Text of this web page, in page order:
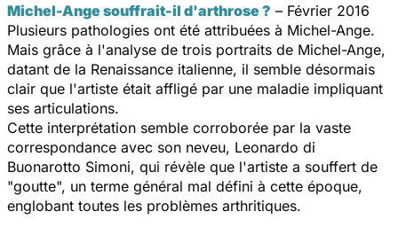
Michel-Ange souffrait-il d'arthrose ? – Février 2016
Plusieurs pathologies ont été attribuées à Michel-Ange.
Mais grâce à l'analyse de trois portraits de Michel-Ange,
datant de la Renaissance italienne, il semble désormais
clair que l'artiste était affligé par une maladie impliquant
ses articulations.
Cette interprétation semble corroborée par la vaste
correspondance avec son neveu, Leonardo di
Buonarotto Simoni, qui révèle que l'artiste a souffert de
"goutte", un terme général mal défini à cette époque,
englobant toutes les problèmes arthritiques.